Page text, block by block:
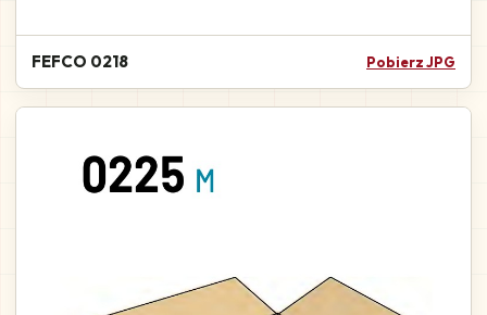
FEFCO 0218 Pobierz JPG